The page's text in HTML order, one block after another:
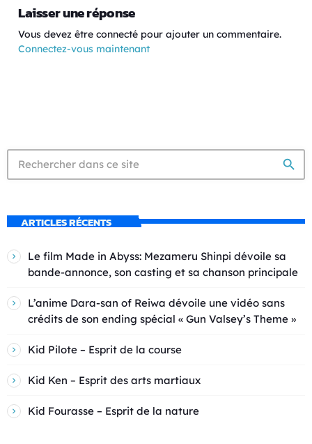
Laisser une réponse
Vous devez être connecté pour ajouter un commentaire.
Connectez-vous maintenant
search
ARTICLES RÉCENTS
Le film Made in Abyss: Mezameru Shinpi dévoile sa
bande-annonce, son casting et sa chanson principale
L’anime Dara-san of Reiwa dévoile une vidéo sans
crédits de son ending spécial « Gun Valsey’s Theme »
Kid Pilote – Esprit de la course
Kid Ken – Esprit des arts martiaux
Kid Fourasse – Esprit de la nature